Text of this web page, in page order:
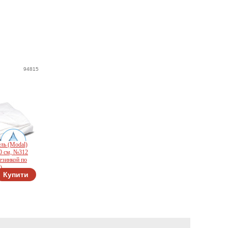
94815
(Modal)
см, №312
по
Купити